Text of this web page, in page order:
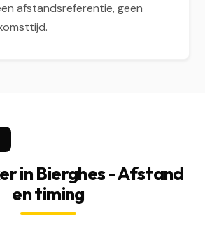
afstandsreferentie, geen
in Bierghes - Afstand
en timing